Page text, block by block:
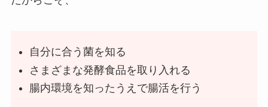
自分に合う菌を知る
さまざまな発酵食品を取り入れる
腸内環境を知ったうえで腸活を行う